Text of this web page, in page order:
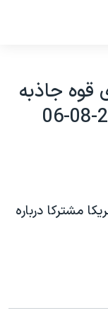
قوه جاذبه
مشترکا درباره